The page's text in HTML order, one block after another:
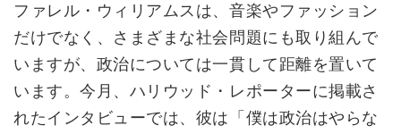
ファレル・ウィリアムスは、音楽やファッション
だけでなく、さまざまな社会問題にも取り組んで
いますが、政治については一貫して距離を置いて
います。今月、ハリウッド・レポーターに掲載さ
れたインタビューでは、彼は「僕は政治はやらな